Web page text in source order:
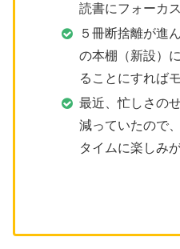
読書にフォーカス
５冊断捨離が進
の本棚（新設）
ることにすれば
最近、忙しさの
減っていたので
タイムに楽しみ